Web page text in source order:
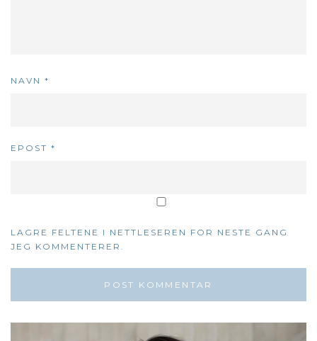
NAVN *
EPOST *
LAGRE FELTENE I NETTLESEREN FOR NESTE GANG
JEG KOMMENTERER.